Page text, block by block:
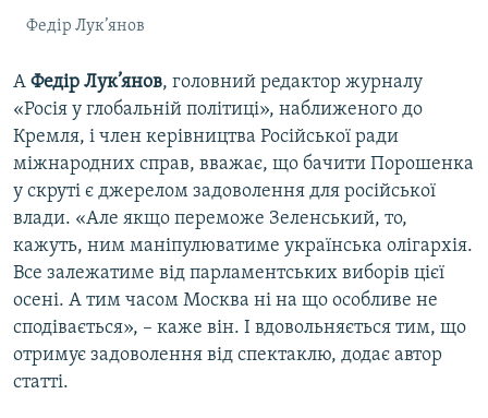
Федір Лук’янов
А Федір Лук’янов, головний редактор журналу
«Росія у глобальній політиці», наближеного до
Кремля, і член керівництва Російської ради
міжнародних справ, вважає, що бачити Порошенка
у скруті є джерелом задоволення для російської
влади. «Але якщо переможе Зеленський, то,
кажуть, ним маніпулюватиме українська олігархія.
Все залежатиме від парламентських виборів цієї
осені. А тим часом Москва ні на що особливе не
сподівається», – каже він. І вдовольняється тим, що
отримує задоволення від спектаклю, додає автор
статті.